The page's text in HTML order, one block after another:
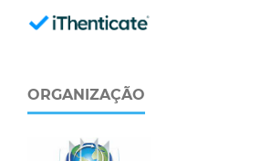
ORGANIZAÇÃO